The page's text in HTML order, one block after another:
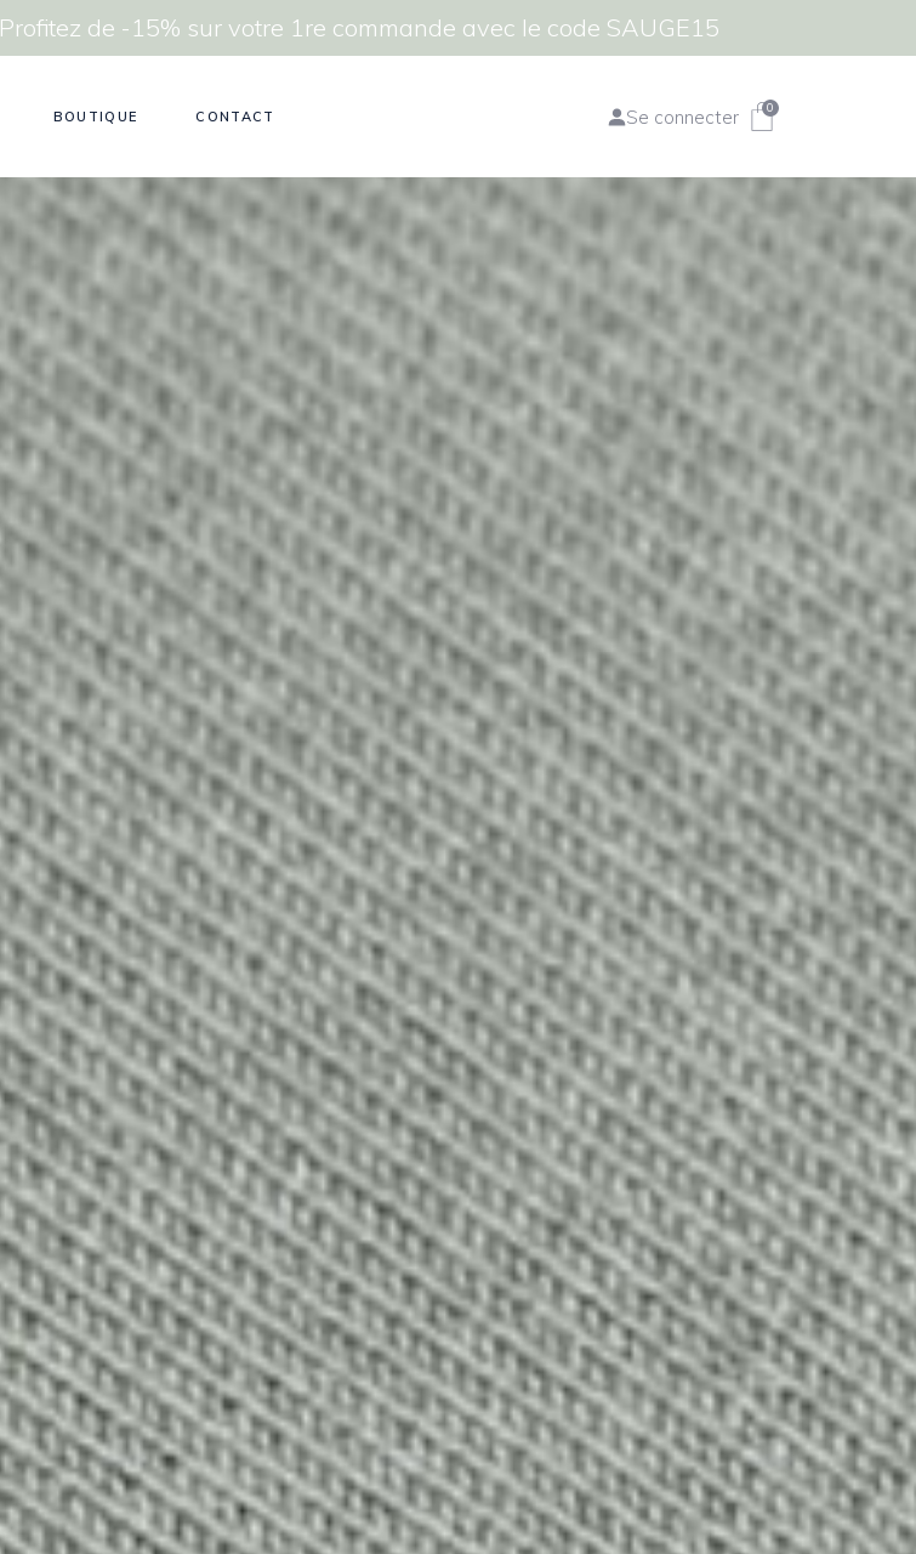
Profitez de -15% sur votre 1re commande avec le code SAUGE15
BOUTIQUE CONTACT Se connecter 0